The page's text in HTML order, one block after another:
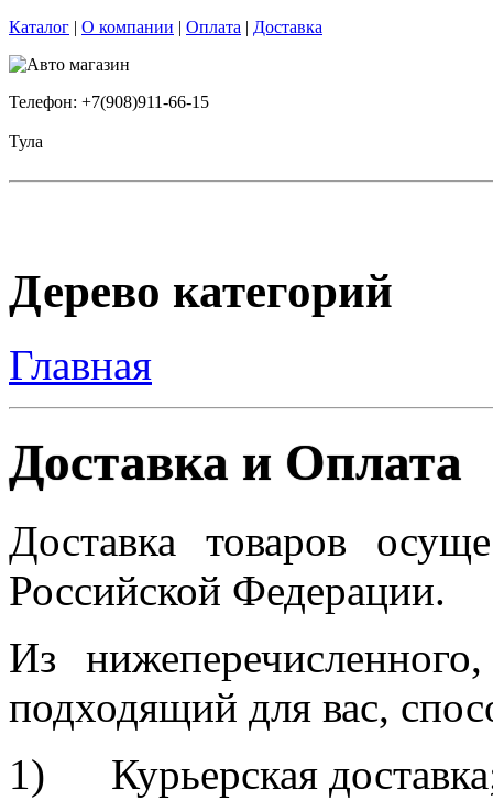
Каталог | О компании | Оплата | Доставка
Телефон: +7(908)911-66-15
Тула
Дерево категорий
Главная
Доставка и Оплата
Доставка товаров
Российской Федерации.
Из
подходящий для вас,
1) Курьерская